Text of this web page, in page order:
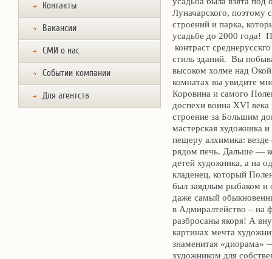
Контакты
Вакансии
СМИ о нас
Событии компании
Для агентств
Луначарского, поэтому
строений и парка,
усадьбе до 2000 года!
контраст
стиль зданий. Вы
высоком холме над
комнатах вы увидите
Коровина и самого
доспехи воина XVI
строение за Большим
мастерская художника
пещеру алхимика: везде
рядом печь. Дальше —
детей художника, а на
кладенец, который
был заядлым рыбаком и
даже самый
в Адмиралтейство – на
разбросаны якоря! А
картинах мечта
знаменитая «диорама»
художником для